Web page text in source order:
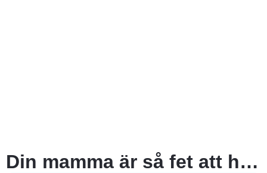
Din mamma är så fet att hennes skugga väger 5 kilo.